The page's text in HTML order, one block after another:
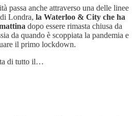
passa anche attraverso una delle linee
Londra, la Waterloo & City che ha
dopo essere rimasta chiusa da
da quando è scoppiata la pandemia e
il primo lockdown.
di tutto il…